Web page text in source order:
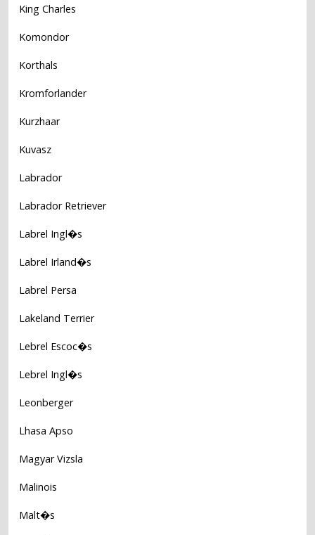
King Charles
Komondor
Korthals
Kromforlander
Kurzhaar
Kuvasz
Labrador
Labrador Retriever
Labrel Ingl�s
Labrel Irland�s
Labrel Persa
Lakeland Terrier
Lebrel Escoc�s
Lebrel Ingl�s
Leonberger
Lhasa Apso
Magyar Vizsla
Malinois
Malt�s